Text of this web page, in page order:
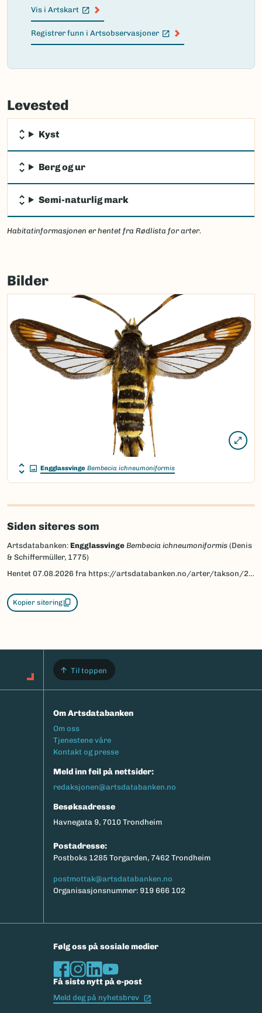
Vis i Artskart
(Ekstern lenke)
Registrer funn i Artsobservasjoner
(Ekstern lenke)
Failed
load
Levested
Kyst
Berg og ur
Semi-naturlig mark
Habitatinformasjonen er hentet fra Rødlista for arter.
Bilder
Engglassvinge Bembecia ichneumoniformis
Siden siteres som
Artsdatabanken: Engglassvinge Bembecia ichneumoniformis (Denis
& Schiffermüller, 1775)
Hentet 07.08.2026 fra https://artsdatabanken.no/arter/takson/28860
Kopier sitering
Til toppen
Om Artsdatabanken
Footermeny
Om oss
Tjenestene våre
Kontakt og presse
Meld inn feil på nettsider:
redaksjonen@artsdatabanken.no
Besøksadresse
Havnegata 9, 7010 Trondheim
Postadresse:
Postboks 1285 Torgarden, 7462 Trondheim
postmottak@artsdatabanken.no
Organisasjonsnummer: 919 666 102
Følg oss på sosiale medier
Få siste nytt på e-post
Meld deg på nyhetsbrev